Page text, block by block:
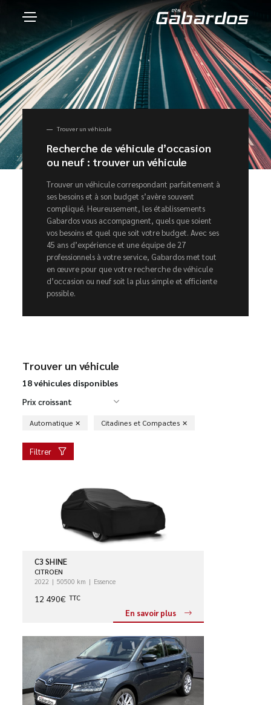
Trouver un véhicule
Recherche de véhicule d’occasion
ou neuf : trouver un véhicule
Trouver un véhicule correspondant parfaitement à
ses besoins et à son budget s’avère souvent
compliqué. Heureusement, les établissements
Gabardos vous accompagnent, quels que soient
vos besoins et quel que soit votre budget. Avec ses
45 ans d’expérience et une équipe de 27
professionnels à votre service, Gabardos met tout
en œuvre pour que votre recherche de véhicule
d’occasion ou neuf soit la plus simple et efficiente
possible.
Trouver un véhicule
18 véhicules disponibles
Prix croissant
Automatique Citadines et Compactes
Filtrer
C3 SHINE
CITROEN
2022 50500 km Essence
12 490€ TTC
En savoir plus